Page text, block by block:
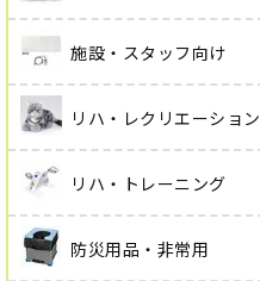
施設・スタッフ向け
リハ・レクリエーション
リハ・トレーニング
防災用品・非常用